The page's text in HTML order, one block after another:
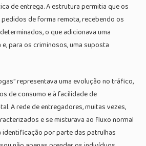
de entrega. A estrutura permitia que os
pedidos de forma remota, recebendo os
o que adicionava uma
para os criminosos, uma suposta
representava uma evolução no tráfico,
de consumo e à facilidade de
A rede de entregadores, muitas vezes,
e se misturava ao fluxo normal
por parte das patrulhas